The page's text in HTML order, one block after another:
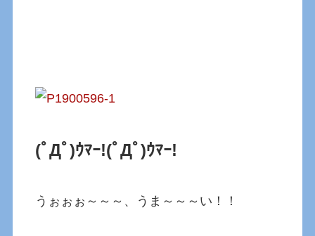
(ﾟДﾟ)ｳﾏｰ!(ﾟДﾟ)ｳﾏｰ!
うぉぉぉ～～～、うま～～～い！！